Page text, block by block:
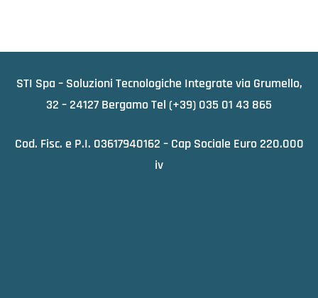
STI Spa – Soluzioni Tecnologiche Integrate via Grumello,
32 – 24127 Bergamo Tel (+39) 035 01 43 865
Cod. Fisc. e P.I. 03617940162 – Cap Sociale Euro 220.000
iv